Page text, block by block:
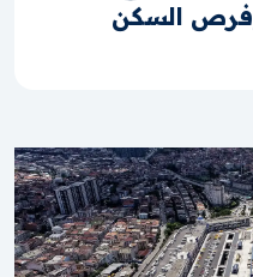
وفرص السكن